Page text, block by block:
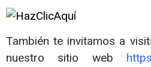
También te invitamos a
nuestro sitio web